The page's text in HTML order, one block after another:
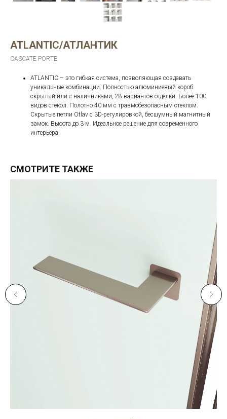
ATLANTIC/АТЛАНТИК
CASCATE PORTE
ATLANTIC – это гибкая система, позволяющая создавать
уникальные комбинации. Полностью алюминиевый короб:
скрытый или с наличниками, 28 вариантов отделки. Более 100
видов стекол. Полотно 40 мм с травмобезопасным стеклом.
Скрытые петли Otlav с 3D-регулировкой, бесшумный магнитный
замок. Высота до 3 м. Идеальное решение для современного
интерьера.
СМОТРИТЕ ТАКЖЕ